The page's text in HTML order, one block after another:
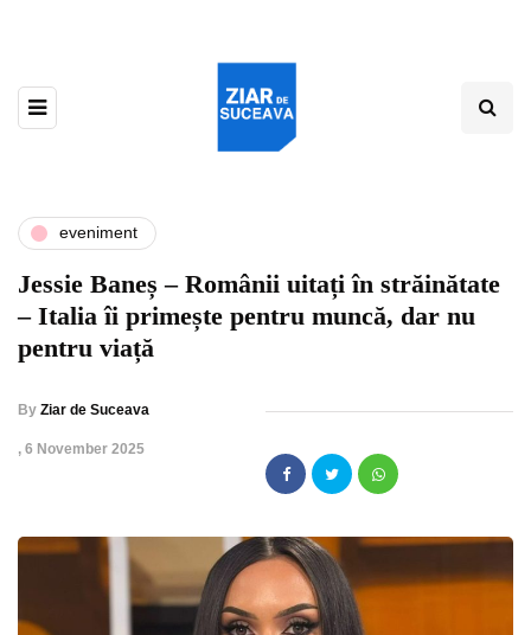
eveniment
Jessie Baneș – Românii uitați în străinătate
– Italia îi primește pentru muncă, dar nu
pentru viață
By Ziar de Suceava
, 6 November 2025